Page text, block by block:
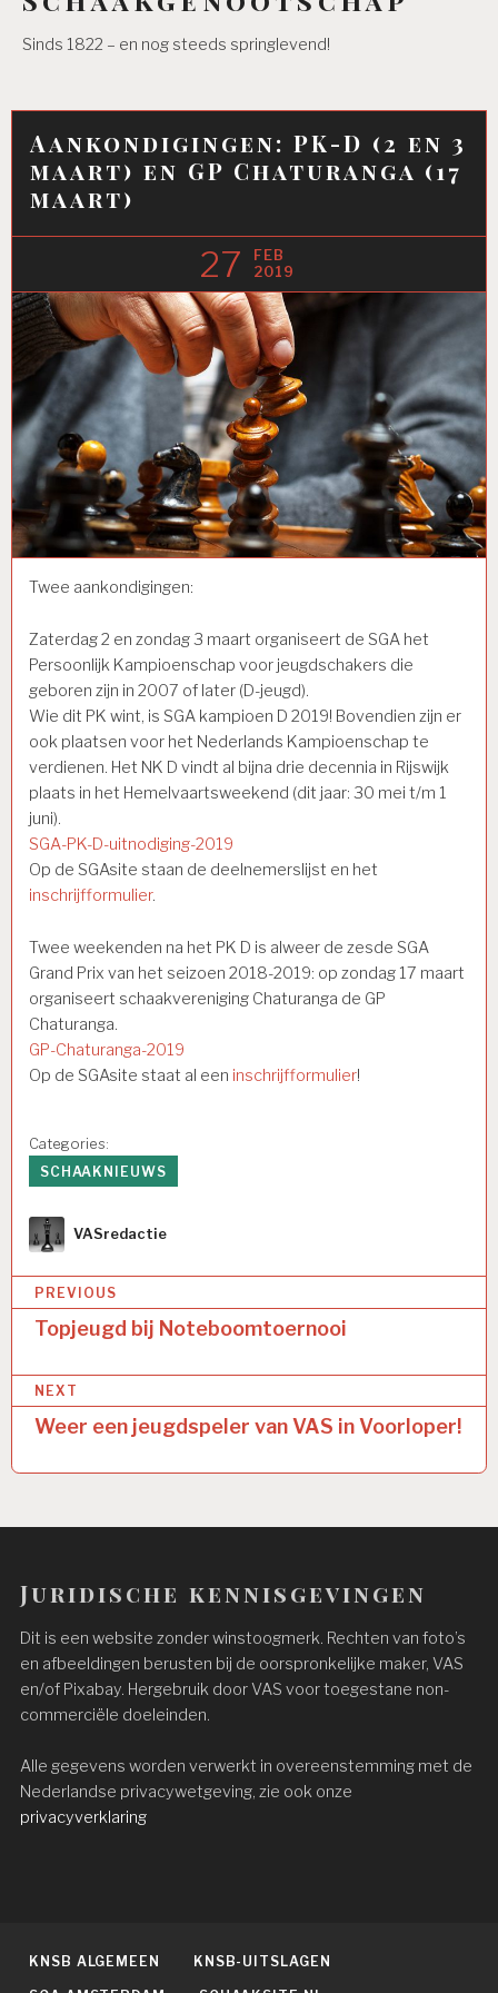
Sinds 1822 – en nog steeds springlevend!
Aankondigingen: PK-D (2 en 3
maart) en GP Chaturanga (17
maart)
27
FEB
2019
Twee aankondigingen:
Zaterdag 2 en zondag 3 maart organiseert de SGA het
Persoonlijk Kampioenschap voor jeugdschakers die
geboren zijn in 2007 of later (D-jeugd).
Wie dit PK wint, is SGA kampioen D 2019! Bovendien zijn er
ook plaatsen voor het Nederlands Kampioenschap te
verdienen. Het NK D vindt al bijna drie decennia in Rijswijk
plaats in het Hemelvaartsweekend (dit jaar: 30 mei t/m 1
juni).
SGA-PK-D-uitnodiging-2019
Op de SGAsite staan de deelnemerslijst en het
inschrijfformulier.
Twee weekenden na het PK D is alweer de zesde SGA
Grand Prix van het seizoen 2018-2019: op zondag 17 maart
organiseert schaakvereniging Chaturanga de GP
Chaturanga.
GP-Chaturanga-2019
Op de SGAsite staat al een inschrijfformulier!
Categories:
SCHAAKNIEUWS
Author
VASredactie
Bericht
navigatie
PREVIOUS
Topjeugd bij Noteboomtoernooi
NEXT
Weer een jeugdspeler van VAS in Voorloper!
Juridische kennisgevingen
Dit is een website zonder winstoogmerk. Rechten van foto’s
en afbeeldingen berusten bij de oorspronkelijke maker, VAS
en/of Pixabay. Hergebruik door VAS voor toegestane non-
commerciële doeleinden.
Alle gegevens worden verwerkt in overeenstemming met de
Nederlandse privacywetgeving, zie ook onze
privacyverklaring
KNSB ALGEMEEN KNSB-UITSLAGEN